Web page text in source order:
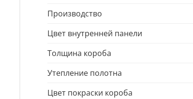
Производство
Цвет внутренней панели
Толщина короба
Утепление полотна
Цвет покраски короба